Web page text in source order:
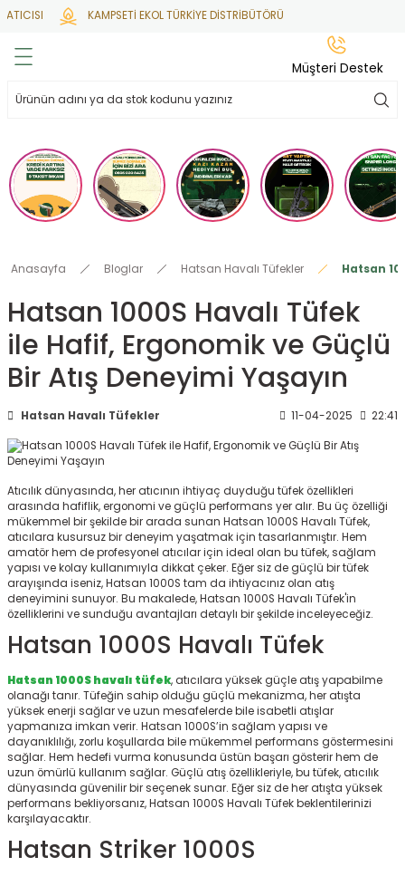
KAMPSETİ EKOL TÜRKİYE DİSTRİBÜTÖRÜ
Geri Dön
Mermisi
Geri Dön
Geri Dön
Geri Dön
Geri Dön
Anasayfa Bloglar Hatsan Havalı Tüfekler Hatsan
Hatsan 1000S Havalı Tüfek
ile Hafif, Ergonomik ve Güçlü
Bir Atış Deneyimi Yaşayın
Hatsan Havalı Tüfekler 11-04-2025 22:41
Atıcılık dünyasında, her atıcının ihtiyaç duyduğu tüfek özellikleri
arasında hafiflik, ergonomi ve güçlü performans yer alır. Bu üç özelliği
mükemmel bir şekilde bir arada sunan Hatsan 1000S Havalı Tüfek,
atıcılara kusursuz bir deneyim yaşatmak için tasarlanmıştır. Hem
amatör hem de profesyonel atıcılar için ideal olan bu tüfek, sağlam
yapısı ve kolay kullanımıyla dikkat çeker. Eğer siz de güçlü bir tüfek
arayışında iseniz, Hatsan 1000S tam da ihtiyacınız olan atış
deneyimini sunuyor. Bu makalede, Hatsan 1000S Havalı Tüfek'in
özelliklerini ve sunduğu avantajları detaylı bir şekilde inceleyeceğiz.
Hatsan 1000S Havalı Tüfek
Hatsan 1000S havalı tüfek, atıcılara yüksek güçle atış yapabilme
olanağı tanır. Tüfeğin sahip olduğu güçlü mekanizma, her atışta
yüksek enerji sağlar ve uzun mesafelerde bile isabetli atışlar
yapmanıza imkan verir. Hatsan 1000S’in sağlam yapısı ve
dayanıklılığı, zorlu koşullarda bile mükemmel performans göstermesini
sağlar. Hem hedefi vurma konusunda üstün başarı gösterir hem de
uzun ömürlü kullanım sağlar. Güçlü atış özellikleriyle, bu tüfek, atıcılık
dünyasında güvenilir bir seçenek sunar. Eğer siz de her atışta yüksek
performans bekliyorsanız, Hatsan 1000S Havalı Tüfek beklentilerinizi
karşılayacaktır.
Hatsan Striker 1000S